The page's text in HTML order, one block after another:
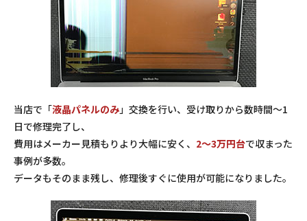
当店で「液晶パネルのみ」交換を行い、受け取りから数時間～1
日で修理完了し、
費用はメーカー見積もりより大幅に安く、 2～3万円台で収まった
事例が多数。
データもそのまま残し、修理後すぐに使用が可能になりました。